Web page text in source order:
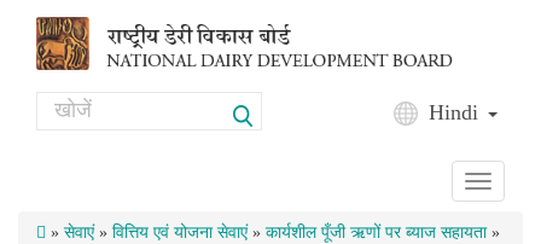
Search Hindi
Toggle
» सेवाएं» वित्तिय एवं योजना सेवाएं» कार्यशील पूँजी ऋणों पर ब्याज सहायता»